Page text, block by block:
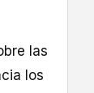
las
los